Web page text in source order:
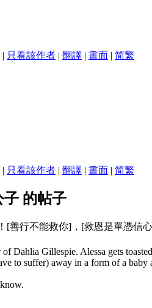
| 只看該作者 | 翻譯 | 書面 | 简繁
| 只看該作者 | 翻譯 | 書面 | 简繁
子 的帖子
[善行不能救你]，[救恩是單憑信
of Dahlia Gillespie. Alessa gets
to suffer) away in a form of a